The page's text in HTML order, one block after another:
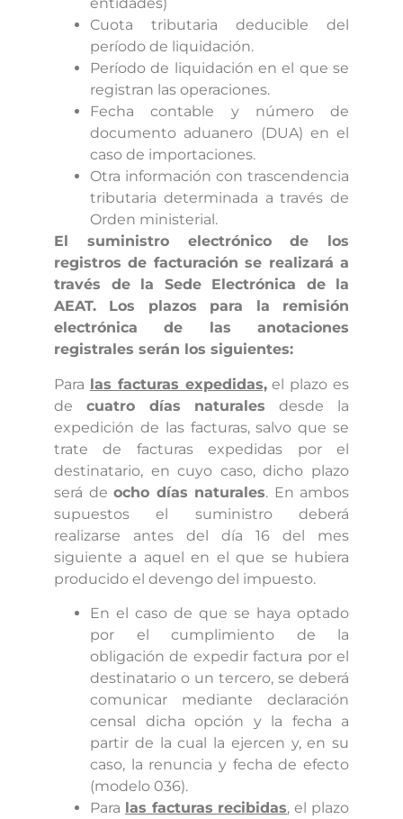
Cuota tributaria deducible del
período de liquidación.
Período de liquidación en el que se
registran las operaciones.
Fecha contable y número de
documento aduanero (DUA) en el
caso de importaciones.
Otra información con trascendencia
tributaria determinada a través de
Orden ministerial.
El suministro electrónico de los
registros de facturación se realizará a
través de la Sede Electrónica de la
AEAT. Los plazos para la remisión
electrónica de las anotaciones
registrales serán los siguientes:
Para las facturas expedidas,el plazo es
de cuatro días naturales desde la
expedición de las facturas, salvo que se
trate de facturas expedidas por el
destinatario, en cuyo caso, dicho plazo
será de ocho días naturales. En ambos
supuestos el suministro deberá
realizarse antes del día 16 del mes
siguiente a aquel en el que se hubiera
producido el devengo del impuesto.
En el caso de que se haya optado
por el cumplimiento de la
obligación de expedir factura por el
destinatario o un tercero, se deberá
comunicar mediante declaración
censal dicha opción y la fecha a
partir de la cual la ejercen y, en su
caso, la renuncia y fecha de efecto
(modelo 036).
Para las facturas recibidas, el plazo